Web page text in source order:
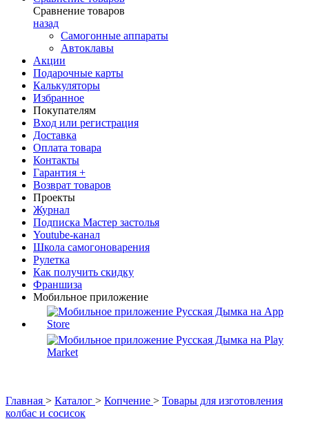
Сравнение товаров
назад
Самогонные аппараты
Автоклавы
Акции
Подарочные карты
Калькуляторы
Избранное
Покупателям
Вход или регистрация
Доставка
Оплата товара
Контакты
Гарантия +
Возврат товаров
Проекты
Журнал
Подписка Мастер застолья
Youtube-канал
Школа самогоноварения
Рулетка
Как получить скидку
Франшиза
Мобильное приложение
Главная > Каталог > Копчение > Товары для изготовления
колбас и сосисок